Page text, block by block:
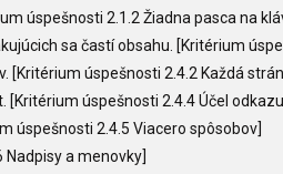
úspešnosti 2.1.2 Žiadna pasca na
sa častí obsahu. [Kritérium
[Kritérium úspešnosti 2.4.2 Každá
úspešnosti 2.4.4 Účel
úspešnosti 2.4.5 Viacero spôsobov]
a menovky]